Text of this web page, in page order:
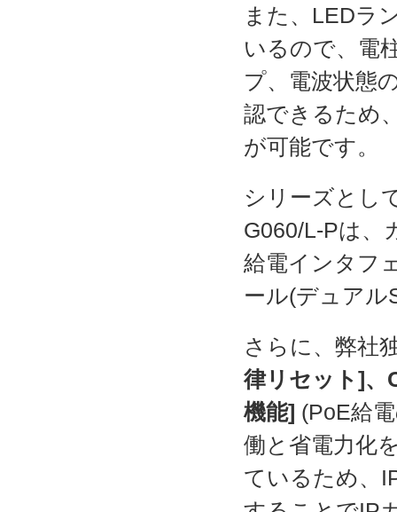
また、LEDラ
いるので、電
プ、電波状態
認できるため
が可能です。
シリーズとし
G060/L-Pは、
給電インタフ
ール(デュアル
さらに、弊社
律リセット]、
機能] (PoE給
働と省電力化
ているため、